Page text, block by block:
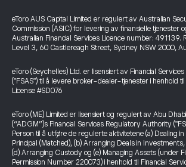
eToro AUS Capital Limited er regulert av Australian
Commission (ASIC) for levering av finansielle tjenester
Australian Financial Services Licence number: 491139.
Level 3, 60 Castlereagh Street, Sydney NSW 2000,
eToro (Seychelles) Ltd. er lisensiert av Financial
("FSAS") til å levere broker-dealer-tjenester i henhold
License #SD076
eToro (ME) Limited er lisensiert og regulert av Abu
(“ADGM”)s Financial Services Regulatory Authority
Person til å utføre de regulerte aktivitetene (a) Dealing
Principal (Matched), (b) Arranging Deals in
(d) Arranging Custody og (e) Managing Assets (under
Permission Number 220073) i henhold til Financial